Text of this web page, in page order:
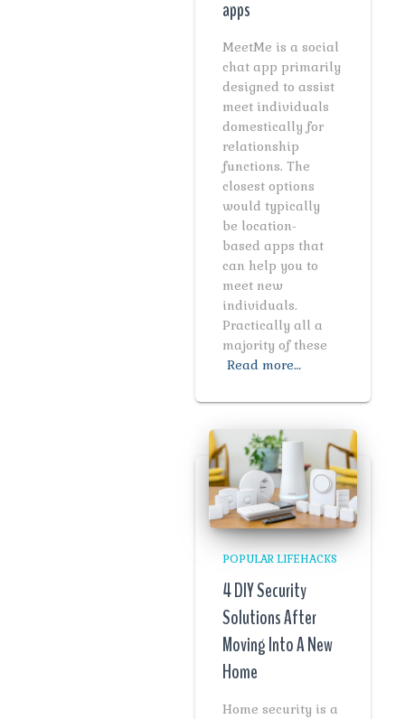
apps
MeetMe is a social
chat app primarily
designed to assist
meet individuals
domestically for
relationship
functions. The
closest options
would typically
be location-
based apps that
can help you to
meet new
individuals.
Practically all a
majority of these
Read more…
POPULAR LIFEHACKS
4 DIY Security
Solutions After
Moving Into A New
Home
Home security is a